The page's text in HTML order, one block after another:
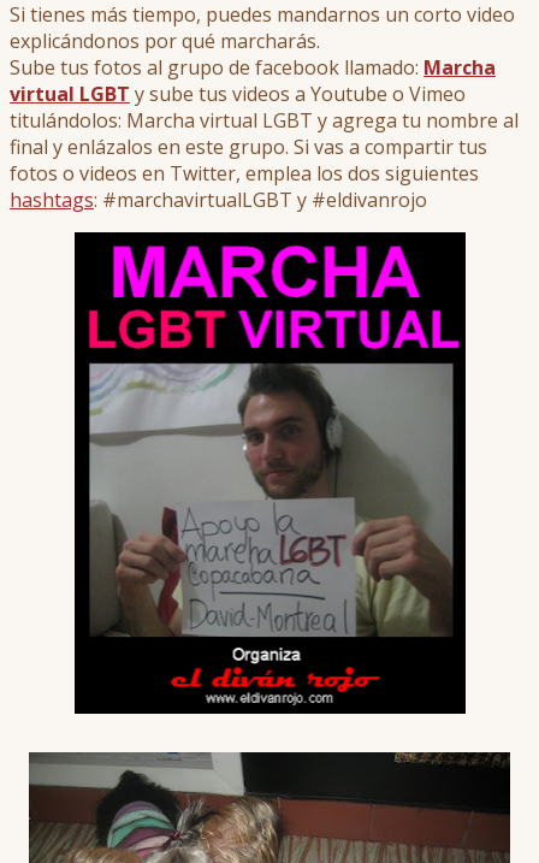
Si tienes más tiempo, puedes mandarnos un corto video
explicándonos por qué marcharás.
Sube tus fotos al grupo de facebook llamado: Marcha
virtual LGBT y sube tus videos a Youtube o Vimeo
titulándolos: Marcha virtual LGBT y agrega tu nombre al
final y enlázalos en este grupo. Si vas a compartir tus
fotos o videos en Twitter, emplea los dos siguientes
hashtags: #marchavirtualLGBT y #eldivanrojo